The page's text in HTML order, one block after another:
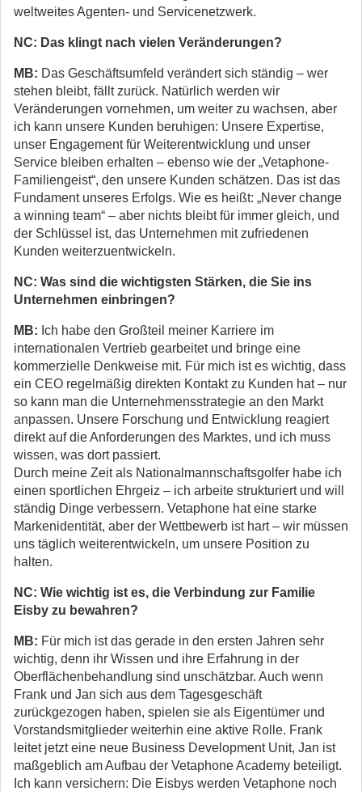
weltweites Agenten- und Servicenetzwerk.
NC: Das klingt nach vielen Veränderungen?
MB: Das Geschäftsumfeld verändert sich ständig – wer
stehen bleibt, fällt zurück. Natürlich werden wir
Veränderungen vornehmen, um weiter zu wachsen, aber
ich kann unsere Kunden beruhigen: Unsere Expertise,
unser Engagement für Weiterentwicklung und unser
Service bleiben erhalten – ebenso wie der „Vetaphone-
Familiengeist“, den unsere Kunden schätzen. Das ist das
Fundament unseres Erfolgs. Wie es heißt: „Never change
a winning team“ – aber nichts bleibt für immer gleich, und
der Schlüssel ist, das Unternehmen mit zufriedenen
Kunden weiterzuentwickeln.
NC: Was sind die wichtigsten Stärken, die Sie ins
Unternehmen einbringen?
MB: Ich habe den Großteil meiner Karriere im
internationalen Vertrieb gearbeitet und bringe eine
kommerzielle Denkweise mit. Für mich ist es wichtig, dass
ein CEO regelmäßig direkten Kontakt zu Kunden hat – nur
so kann man die Unternehmensstrategie an den Markt
anpassen. Unsere Forschung und Entwicklung reagiert
direkt auf die Anforderungen des Marktes, und ich muss
wissen, was dort passiert.
Durch meine Zeit als Nationalmannschaftsgolfer habe ich
einen sportlichen Ehrgeiz – ich arbeite strukturiert und will
ständig Dinge verbessern. Vetaphone hat eine starke
Markenidentität, aber der Wettbewerb ist hart – wir müssen
uns täglich weiterentwickeln, um unsere Position zu
halten.
NC: Wie wichtig ist es, die Verbindung zur Familie
Eisby zu bewahren?
MB: Für mich ist das gerade in den ersten Jahren sehr
wichtig, denn ihr Wissen und ihre Erfahrung in der
Oberflächenbehandlung sind unschätzbar. Auch wenn
Frank und Jan sich aus dem Tagesgeschäft
zurückgezogen haben, spielen sie als Eigentümer und
Vorstandsmitglieder weiterhin eine aktive Rolle. Frank
leitet jetzt eine neue Business Development Unit, Jan ist
maßgeblich am Aufbau der Vetaphone Academy beteiligt.
Ich kann versichern: Die Eisbys werden Vetaphone noch